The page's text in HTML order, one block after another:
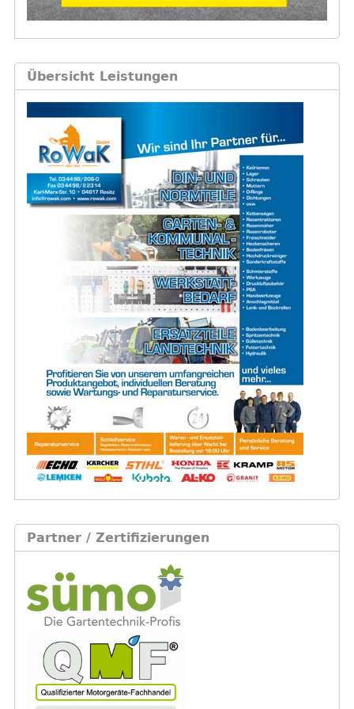
Übersicht Leistungen
Partner / Zertifizierungen